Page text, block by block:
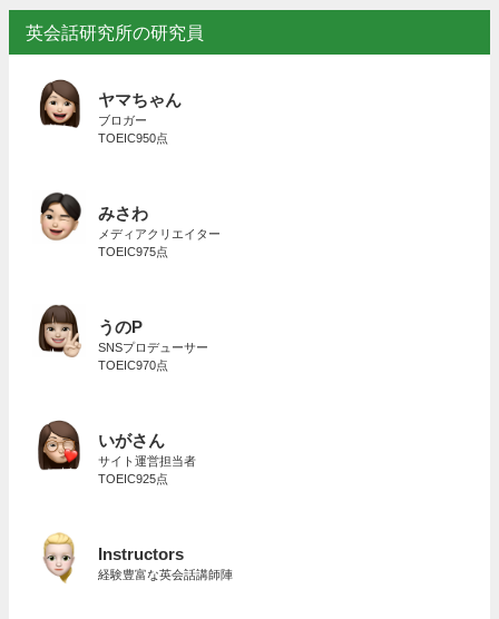
英会話研究所の研究員
ヤマちゃん
ブロガー
TOEIC950点
みさわ
メディアクリエイター
TOEIC975点
うのP
SNSプロデューサー
TOEIC970点
いがさん
サイト運営担当者
TOEIC925点
Instructors
経験豊富な英会話講師陣